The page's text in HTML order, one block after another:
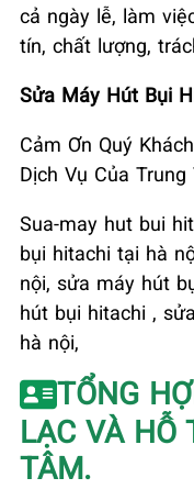
cả ngày lễ, làm
tín, chất lượng,
Sửa Máy Hút Bụi
Cảm Ơn Quý
Dịch Vụ Của
Sua-may hut bui
bụi hitachi tại hà
nội, sửa máy hút
hút bụi hitachi ,
hà nội,
TỔNG
LẠC VÀ HỖ
TÂM.